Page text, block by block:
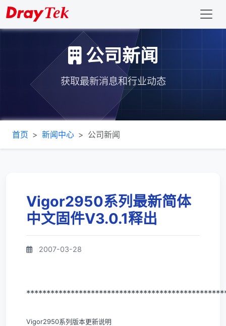
公司新闻
获取最新消息和行业动态
首页 新闻中心 公司新闻
Vigor2950系列最新简体
中文固件V3.0.1释出
2007-03-28
Vigor2950系列版本更新说明